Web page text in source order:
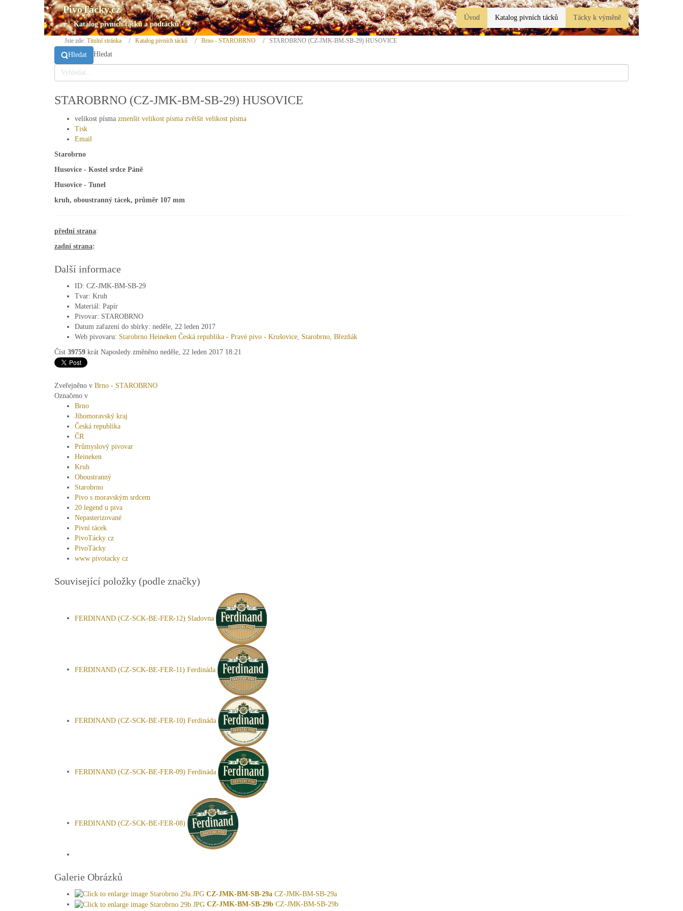
Úvod Katalog pivních tácků
Tácky k výměně
Katalog pivních tácků a podtácků
PivoTácky.cz
Jste zde: Titulní stránka Katalog pivních tácků Brno - STAROBRNO STAROBRNO (CZ-JMK-BM-SB-29) HUSOVICE
Hledat Hledat
STAROBRNO (CZ-JMK-BM-SB-29) HUSOVICE
velikost písma zmenšit velikost písma zvětšit velikost písma
Tisk
Email
Starobrno
Husovice - Kostel srdce Páně
Husovice - Tunel
kruh, oboustranný tácek, průměr 107 mm
přední strana:
zadní strana:
Další informace
ID: CZ-JMK-BM-SB-29
Tvar: Kruh
Materiál: Papír
Pivovar: STAROBRNO
Datum zařazení do sbírky: neděle, 22 leden 2017
Web pivovaru: Starobrno Heineken Česká republika - Pravé pivo - Krušovice, Starobrno, Březňák
Číst 39759 krát Naposledy změněno neděle, 22 leden 2017 18:21
Zveřejněno v Brno - STAROBRNO
Označeno v
Brno
Jihomoravský kraj
Česká republika
ČR
Průmyslový pivovar
Heineken
Kruh
Oboustranný
Starobrno
Pivo s moravským srdcem
20 legend u piva
Nepasterizované
Pivní tácek
PivoTácky cz
PivoTácky
www pivotacky cz
Související položky (podle značky)
FERDINAND (CZ-SCK-BE-FER-12) Sladovna
FERDINAND (CZ-SCK-BE-FER-11) Ferdináda
FERDINAND (CZ-SCK-BE-FER-10) Ferdináda
FERDINAND (CZ-SCK-BE-FER-09) Ferdináda
FERDINAND (CZ-SCK-BE-FER-08)
Galerie Obrázků
CZ-JMK-BM-SB-29a CZ-JMK-BM-SB-29a
CZ-JMK-BM-SB-29b CZ-JMK-BM-SB-29b